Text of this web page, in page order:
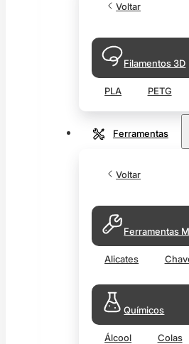
Voltar
Filamentos 3D
PLA PETG
Ferramentas
Voltar
Ferramentas
Alicates
Químicos
Álcool Colas